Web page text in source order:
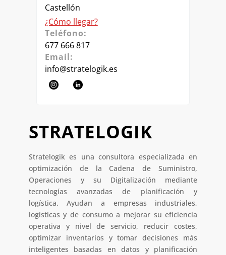
STRATELOGIK
Stratelogik es una consultora especializada en
optimización de la Cadena de Suministro,
Operaciones y su Digitalización mediante
tecnologías avanzadas de planificación y
logística. Ayudan a empresas industriales,
logísticas y de consumo a mejorar su eficiencia
operativa y nivel de servicio, reducir costes,
optimizar inventarios y tomar decisiones más
inteligentes basadas en datos y planificación
Castellón
¿Cómo llegar?
Teléfono:
677 666 817
Email:
info@stratelogik.es